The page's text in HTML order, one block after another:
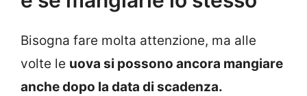
Bisogna fare molta attenzione, ma alle
volte le uova si possono ancora mangiare
anche dopo la data di scadenza.